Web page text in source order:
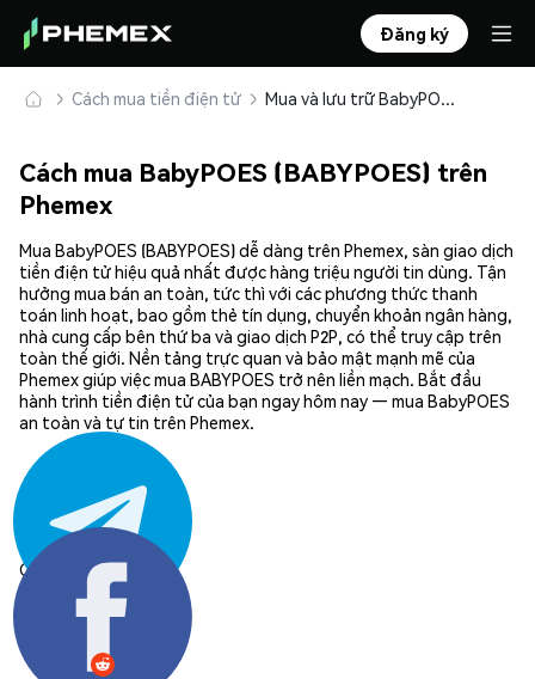
Đăng ký
Cách mua tiền điện tử Mua và lưu trữ BabyPOES (BABYPOES) an toàn
Cách mua BabyPOES (BABYPOES) trên
Phemex
Mua BabyPOES (BABYPOES) dễ dàng trên Phemex, sàn giao dịch
tiền điện tử hiệu quả nhất được hàng triệu người tin dùng. Tận
hưởng mua bán an toàn, tức thì với các phương thức thanh
toán linh hoạt, bao gồm thẻ tín dụng, chuyển khoản ngân hàng,
nhà cung cấp bên thứ ba và giao dịch P2P, có thể truy cập trên
toàn thế giới. Nền tảng trực quan và bảo mật mạnh mẽ của
Phemex giúp việc mua BABYPOES trở nên liền mạch. Bắt đầu
hành trình tiền điện tử của bạn ngay hôm nay — mua BabyPOES
an toàn và tự tin trên Phemex.
Chia sẻ: